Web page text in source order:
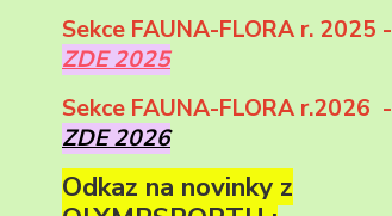
Sekce FAUNA-FLORA r. 2025 -
ZDE 2025
Sekce FAUNA-FLORA r.2026 -
ZDE 2026
Odkaz na novinky z